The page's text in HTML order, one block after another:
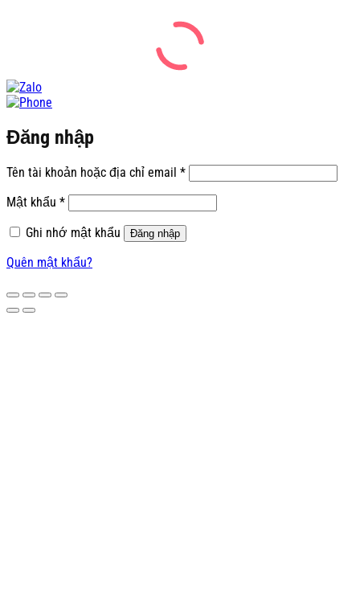
Đăng nhập
Tên tài khoản hoặc địa chỉ email *Bắt
buộc
Mật khẩu *Bắt
buộc
Ghi nhớ mật khẩu
Đăng nhập
Quên mật khẩu?